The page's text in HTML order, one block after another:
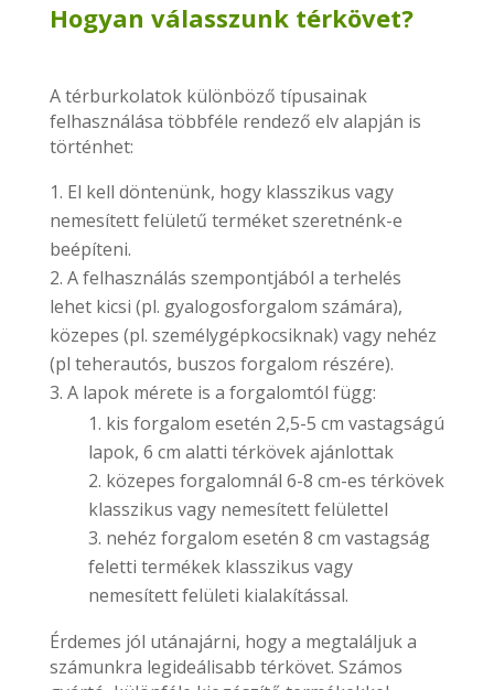
Hogyan válasszunk térkövet?
A térburkolatok különböző típusainak
felhasználása többféle rendező elv alapján is
történhet:
El kell döntenünk, hogy klasszikus vagy
nemesített felületű terméket szeretnénk-e
beépíteni.
A felhasználás szempontjából a terhelés
lehet kicsi (pl. gyalogosforgalom számára),
közepes (pl. személygépkocsiknak) vagy nehéz
(pl teherautós, buszos forgalom részére).
A lapok mérete is a forgalomtól függ:
kis forgalom esetén 2,5-5 cm vastagságú
lapok, 6 cm alatti térkövek ajánlottak
közepes forgalomnál 6-8 cm-es térkövek
klasszikus vagy nemesített felülettel
nehéz forgalom esetén 8 cm vastagság
feletti termékek klasszikus vagy
nemesített felületi kialakítással.
Érdemes jól utánajárni, hogy a megtaláljuk a
számunkra legideálisabb térkövet. Számos